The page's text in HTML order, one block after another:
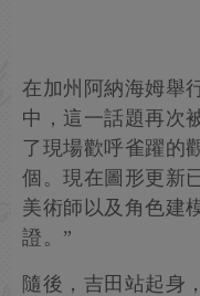
在加州阿納海姆舉
中，這一話題再次
了現場歡呼雀躍的
個。現在圖形更新
美術師以及角色建
證。”
隨後，吉田站起身